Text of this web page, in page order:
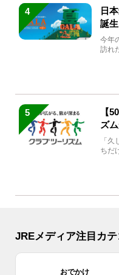
4
日
誕
生
今年
訪れ
5
【
ズ
「
ちだ
JREメディア注目カテ
おでかけ